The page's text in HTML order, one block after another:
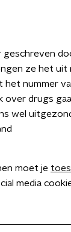
geschreven
ze het
het nummer
over drugs
wel
moet je
media